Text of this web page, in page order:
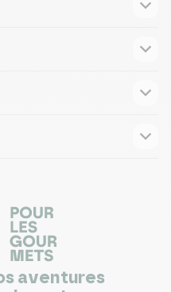
aventures